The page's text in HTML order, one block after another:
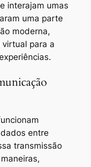
interajam umas
uma parte
moderna,
virtual para a
entre
transmissão